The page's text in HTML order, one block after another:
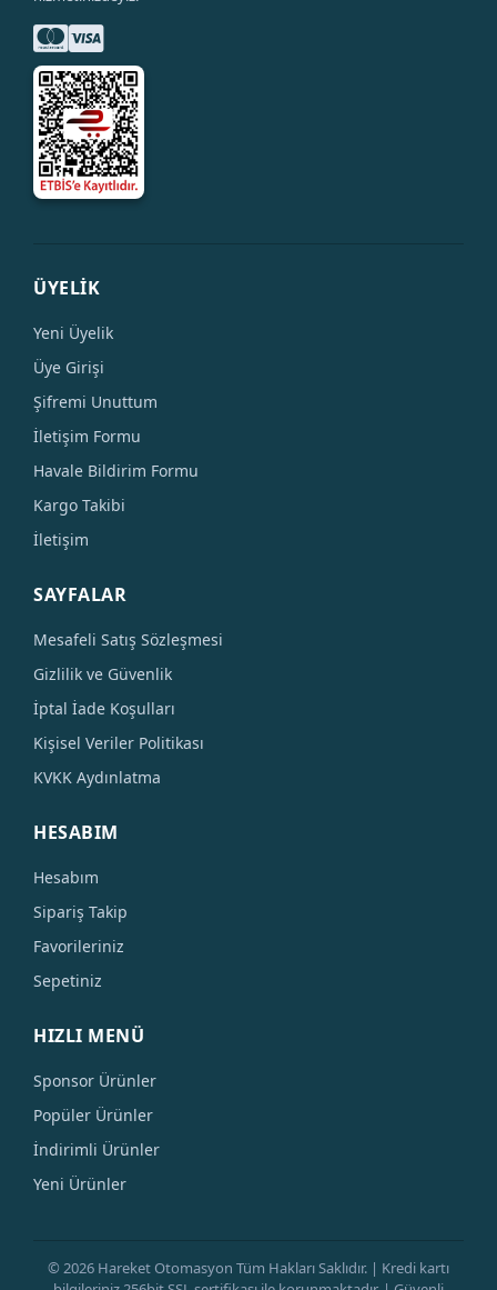
ÜYELİK
Yeni Üyelik
Üye Girişi
Şifremi Unuttum
İletişim Formu
Havale Bildirim Formu
Kargo Takibi
İletişim
SAYFALAR
Mesafeli Satış Sözleşmesi
Gizlilik ve Güvenlik
İptal İade Koşulları
Kişisel Veriler Politikası
KVKK Aydınlatma
HESABIM
Hesabım
Sipariş Takip
Favorileriniz
Sepetiniz
HIZLI MENÜ
Sponsor Ürünler
Popüler Ürünler
İndirimli Ürünler
Yeni Ürünler
© 2026 Hareket Otomasyon Tüm Hakları Saklıdır. | Kredi kartı